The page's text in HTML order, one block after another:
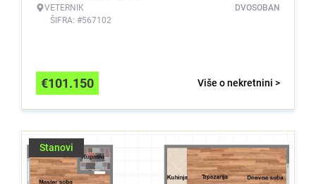
VETERNIK
ŠIFRA: #567102
DVOSOBAN
Više o nekretnini >
€101.150
Stanovi